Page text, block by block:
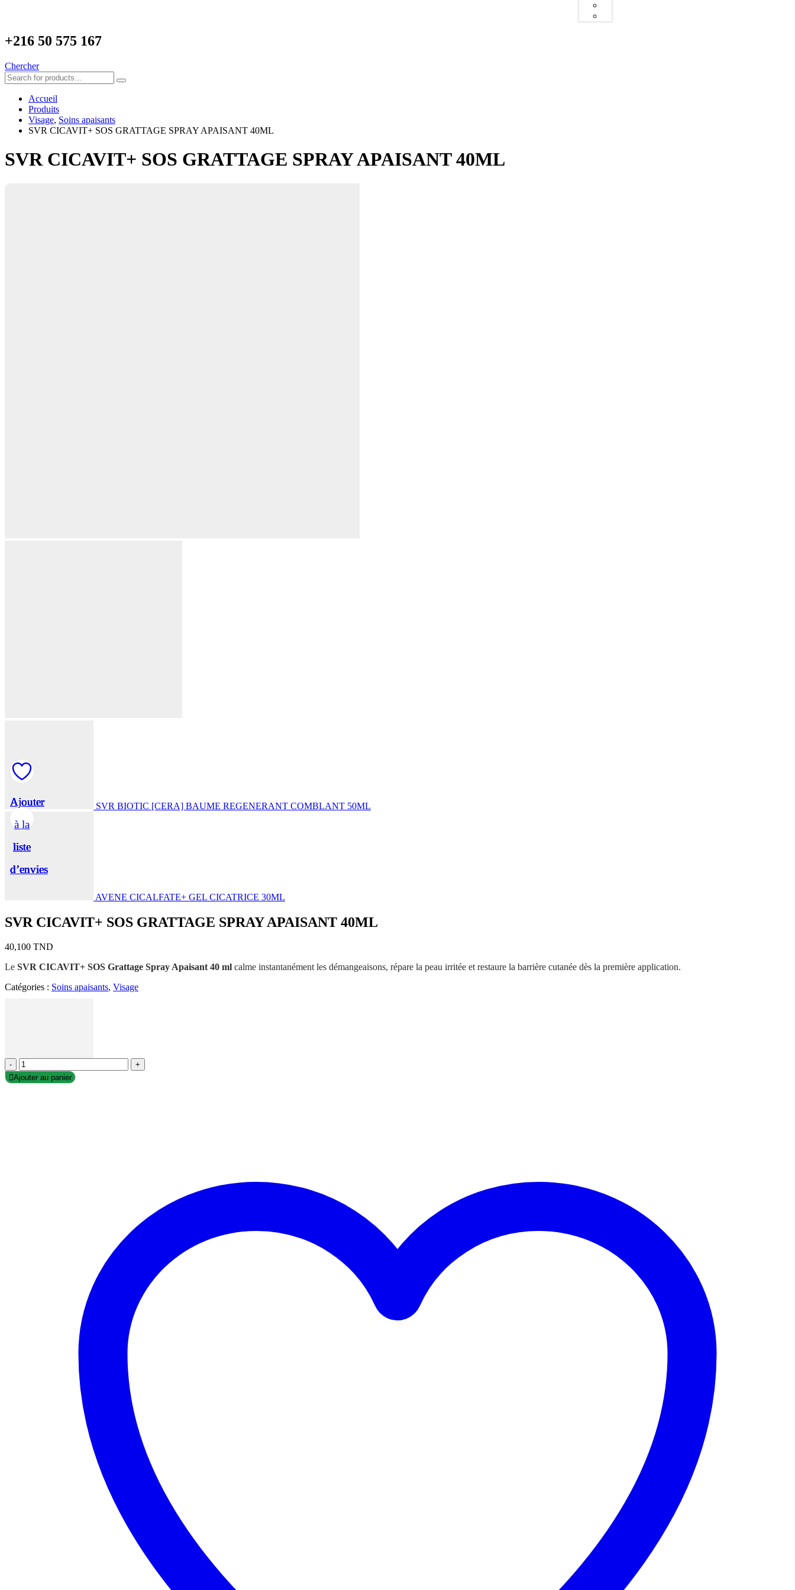
+216 50 575 167
Chercher
Accueil
Produits
Visage, Soins apaisants
SVR CICAVIT+ SOS GRATTAGE SPRAY APAISANT 40ML
SVR CICAVIT+ SOS GRATTAGE SPRAY APAISANT 40ML
SVR BIOTIC [CERA] BAUME REGENERANT COMBLANT 50ML
AVENE CICALFATE+ GEL CICATRICE 30ML
SVR CICAVIT+ SOS GRATTAGE SPRAY APAISANT 40ML
40,100 TND
Le SVR CICAVIT+ SOS Grattage Spray Apaisant 40 ml calme instantanément les démangeaisons, répare la peau irritée et restaure la barrière cutanée dès la première application.
Catégories : Soins apaisants, Visage
-
+
Ajouter au panier
Ajouter
à la
liste
d’envies
Ajouter
à la
liste
d’envies
Ajouter
à la
liste
d’envies
Ajouter
à la
liste
d’envies
Ajouter
à la
liste
d’envies